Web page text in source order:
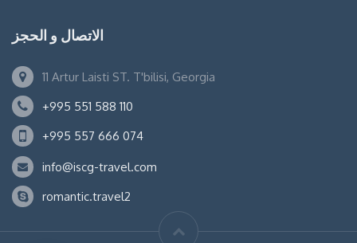
الاتصال و الحجز
11 Artur Laisti ST. T'bilisi, Georgia
+995 551 588 110
+995 557 666 074
info@iscg-travel.com
romantic.travel2